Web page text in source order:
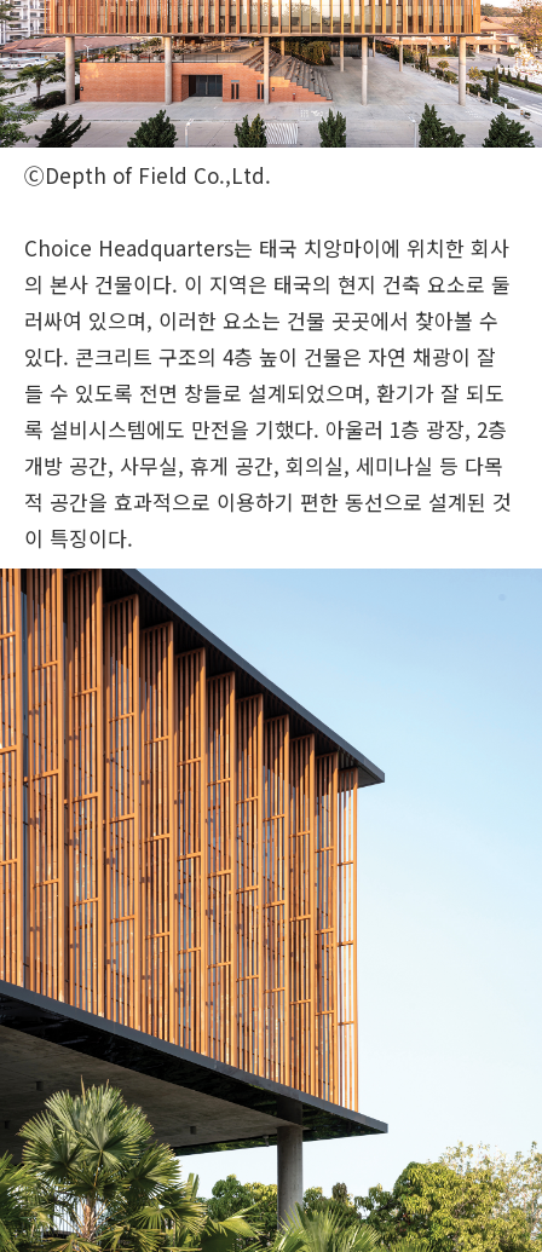
ⒸDepth of Field Co.,Ltd.
Choice Headquarters는 태국 치앙마이에 위치한 회사
의 본사 건물이다. 이 지역은 태국의 현지 건축 요소로 둘
러싸여 있으며, 이러한 요소는 건물 곳곳에서 찾아볼 수
있다. 콘크리트 구조의 4층 높이 건물은 자연 채광이 잘
들 수 있도록 전면 창들로 설계되었으며, 환기가 잘 되도
록 설비시스템에도 만전을 기했다. 아울러 1층 광장, 2층
개방 공간, 사무실, 휴게 공간, 회의실, 세미나실 등 다목
적 공간을 효과적으로 이용하기 편한 동선으로 설계된 것
이 특징이다.